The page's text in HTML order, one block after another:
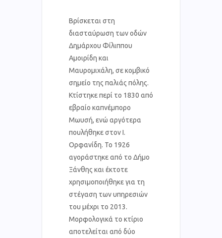
Βρίσκεται στη
διασταύρωση των οδών
Δημάρχου Φίλιππου
Αμοιρίδη και
Μαυρομιχάλη, σε κομβικό
σημείο της παλιάς πόλης.
Κτίστηκε περί το 1830 από
εβραίο καπνέμπορο
Μωυσή, ενώ αργότερα
πουλήθηκε στον Ι.
Ορφανίδη. Το 1926
αγοράστηκε από το Δήμο
Ξάνθης και έκτοτε
χρησιμοποιήθηκε για τη
στέγαση των υπηρεσιών
του μέχρι το 2013.
Μορφολογικά το κτίριο
αποτελείται από δύο